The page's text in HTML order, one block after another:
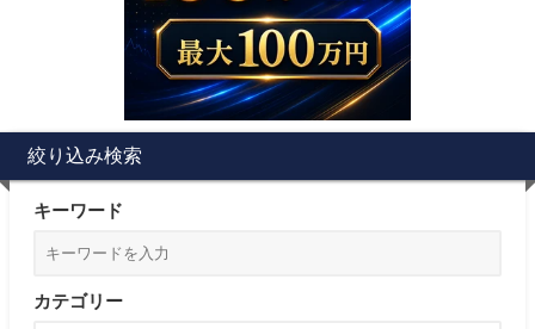
絞り込み検索
キーワード
カテゴリー